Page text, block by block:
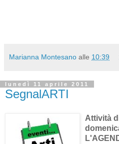
Marianna Montesano alle 10:39
lunedì 11 aprile 2011
SegnalARTI
Attività